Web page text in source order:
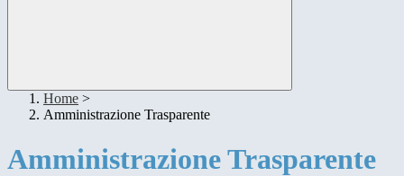
Home >
Amministrazione Trasparente
Amministrazione Trasparente